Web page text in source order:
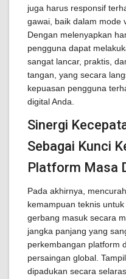
juga harus responsif
gawai, baik dalam mode
Dengan melenyapkan
pengguna dapat
sangat lancar, praktis,
tangan, yang secara
kepuasan pengguna
digital Anda.
Sinergi
Sebagai Kunci
Platform Masa
Pada akhirnya,
kemampuan teknis
gerbang masuk secara
jangka panjang yang
perkembangan platform
persaingan global.
dipadukan secara